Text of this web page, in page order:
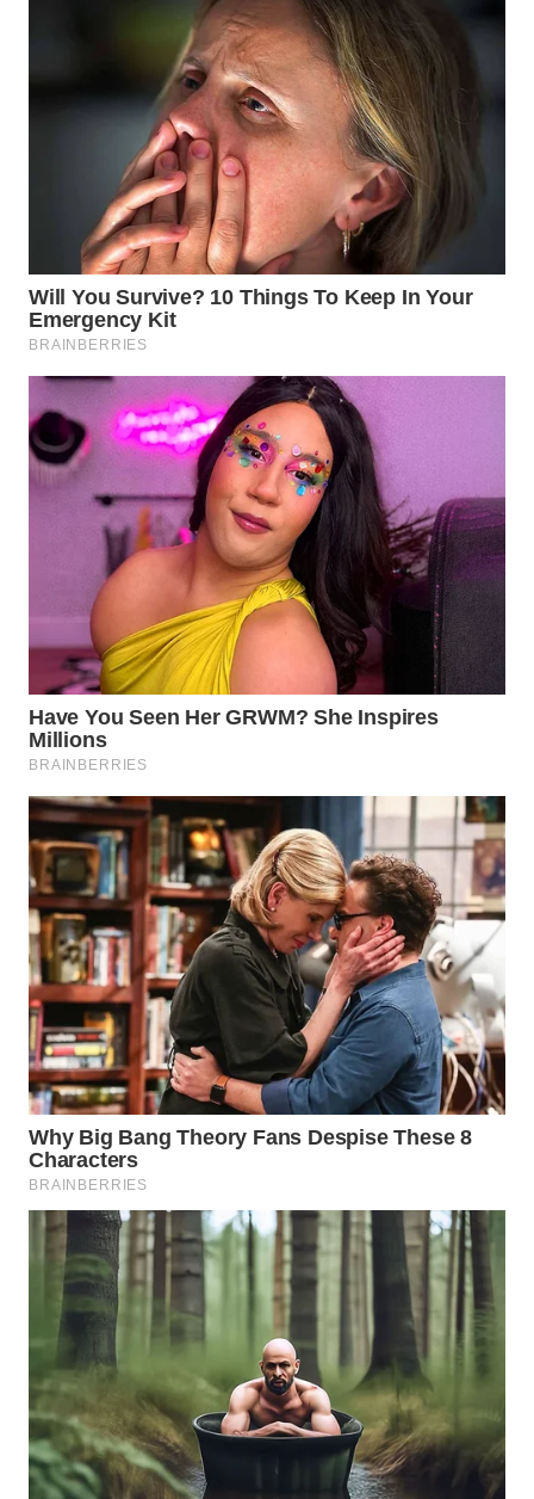
WN
WAHANA
NEWS
WAHANA
TANI
WAHANA
ADVOKAT
WAHANA
INFRASTRUKTUR
WAHANA
KONSUMEN
WAHANA
LISTRIK
WAHANA
TRAVEL
WAHANA
TV
WAHANANEWS
ID
WAHANANEWS
CO ID
WAHANANEWS
WAHANA
SPORT
WAHANA
UMKM
WAHANA
SELEB